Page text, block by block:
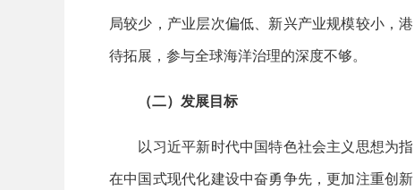
局较少，产业层次偏低、新兴产业规模较小，
待拓展，参与全球海洋治理的深度不够。
（二）发展目标
以习近平新时代中国特色社会主义思想为指
在中国式现代化建设中奋勇争先，更加注重创